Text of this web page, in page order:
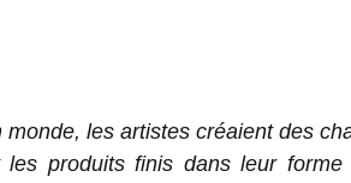
monde, les artistes créaient des
les produits finis dans leur